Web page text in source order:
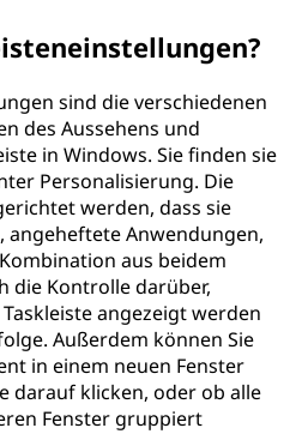
sind die verschiedenen
des Aussehens und
in Windows. Sie finden sie
Personalisierung. Die
werden, dass sie
angeheftete Anwendungen,
aus beidem
die Kontrolle darüber,
angezeigt werden
Außerdem können Sie
in einem neuen Fenster
darauf klicken, oder ob alle
Fenster gruppiert